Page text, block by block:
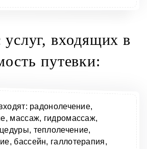
входящих в
путевки:
радонолечение,
массаж, гидромассаж,
теплолечение,
бассейн, галлотерапия,